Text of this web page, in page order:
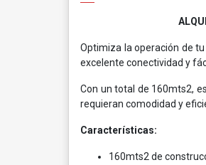
Optimiza la operación de
excelente conectividad y
Con un total de 160mts2,
requieran comodidad y
Características:
160mts2 de